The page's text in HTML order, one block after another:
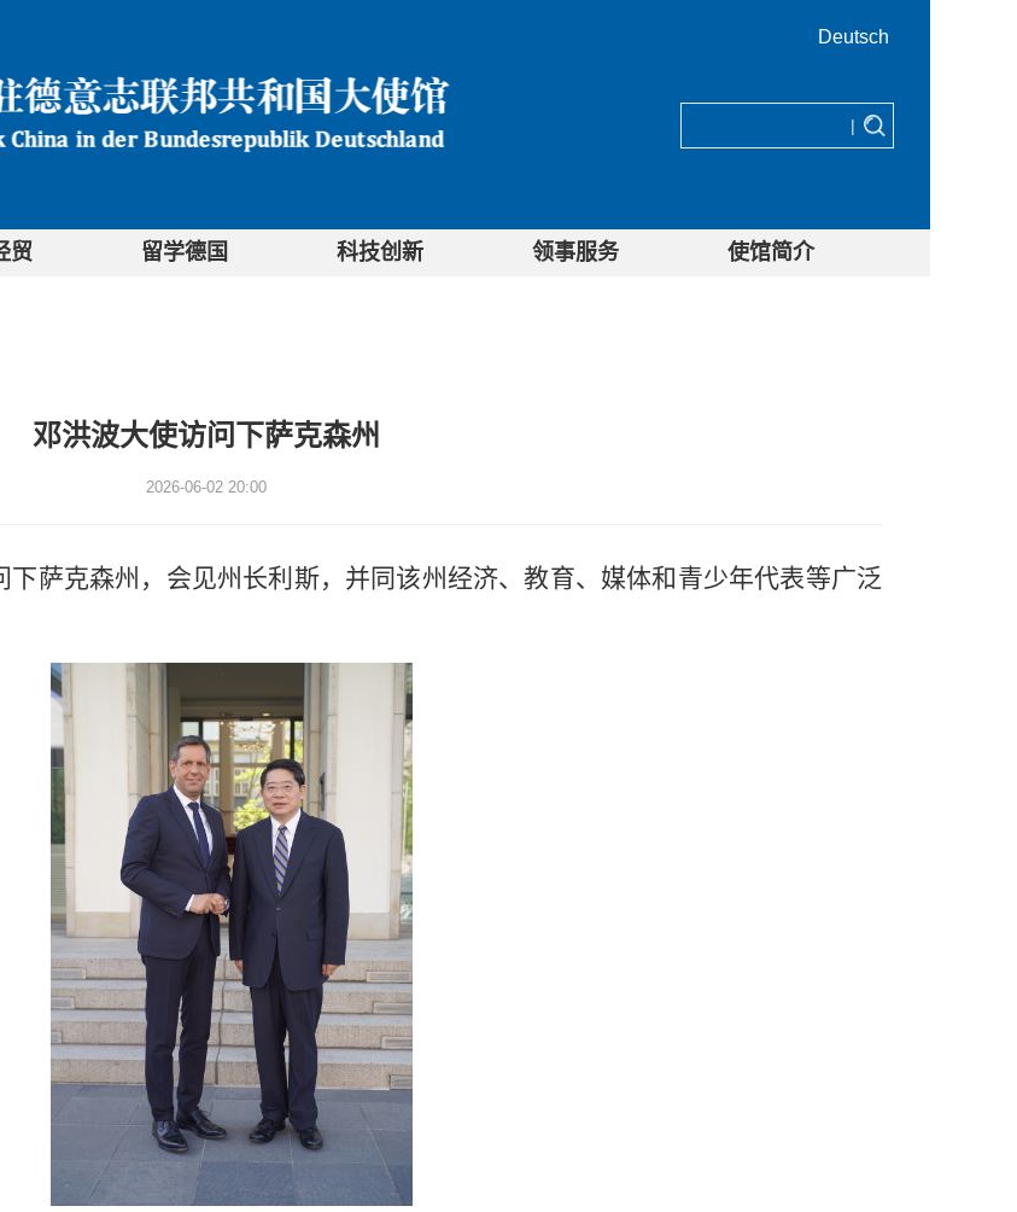
Deutsch
|
贸 留学德国 科技创新 领事服务 使馆简介
邓洪波大使访问下萨克森州
2026-06-02 20:00
萨克森州，会见州长利斯，并同该州经济、教育、媒体和青少年代表等广泛